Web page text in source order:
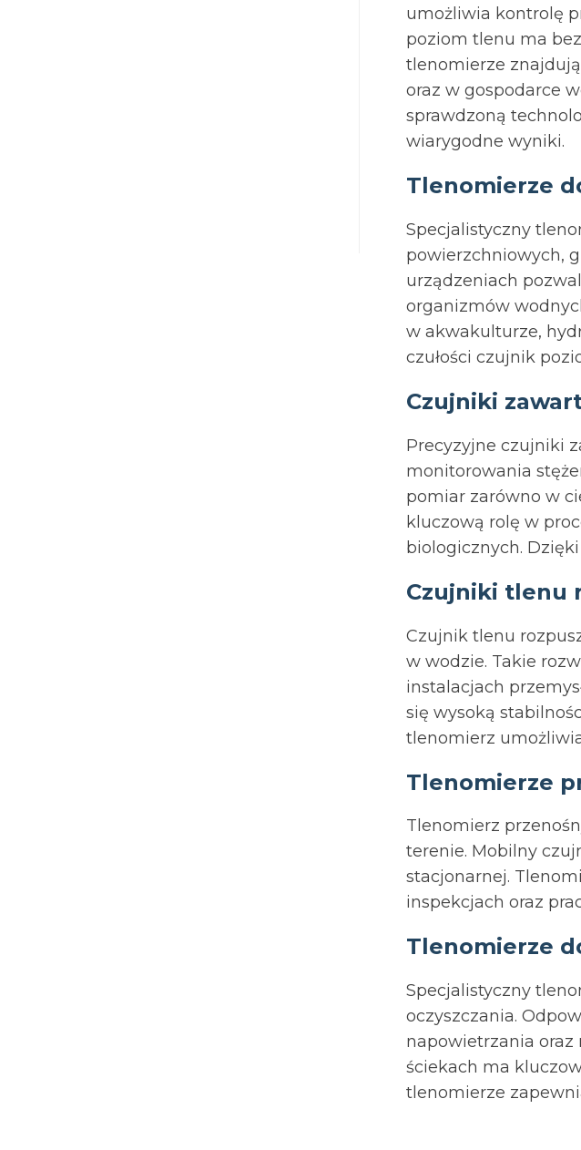
umożliwia kontrolę
poziom tlenu ma
tlenomierze
oraz w gospodarce
sprawdzoną
wiarygodne wyniki.
Tlenomierze
Specjalistyczny
powierzchniowych,
urządzeniach
organizmów
w akwakulturze,
czułości czujnik
Czujniki
Precyzyjne czujniki
monitorowania
pomiar zarówno w
kluczową rolę w
biologicznych.
Czujniki tlenu
Czujnik tlenu
w wodzie. Takie
instalacjach
się wysoką
tlenomierz
Tlenomierze
Tlenomierz
terenie. Mobilny
stacjonarnej.
inspekcjach oraz
Tlenomierze
Specjalistyczny
oczyszczania.
napowietrzania
ściekach ma
tlenomierze